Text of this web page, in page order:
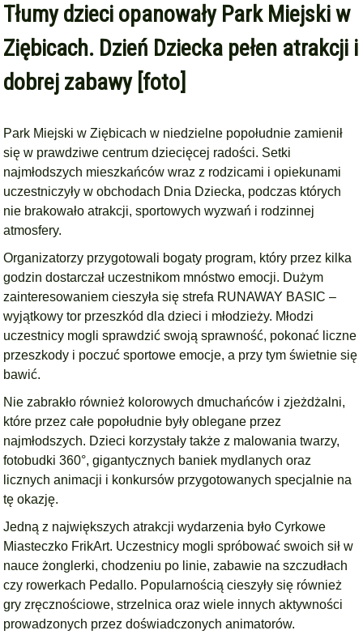
Tłumy dzieci opanowały Park Miejski w
Ziębicach. Dzień Dziecka pełen atrakcji i
dobrej zabawy [foto]
Park Miejski w Ziębicach w niedzielne popołudnie zamienił
się w prawdziwe centrum dziecięcej radości. Setki
najmłodszych mieszkańców wraz z rodzicami i opiekunami
uczestniczyły w obchodach Dnia Dziecka, podczas których
nie brakowało atrakcji, sportowych wyzwań i rodzinnej
atmosfery.
Organizatorzy przygotowali bogaty program, który przez kilka
godzin dostarczał uczestnikom mnóstwo emocji. Dużym
zainteresowaniem cieszyła się strefa RUNAWAY BASIC –
wyjątkowy tor przeszkód dla dzieci i młodzieży. Młodzi
uczestnicy mogli sprawdzić swoją sprawność, pokonać liczne
przeszkody i poczuć sportowe emocje, a przy tym świetnie się
bawić.
Nie zabrakło również kolorowych dmuchańców i zjeżdżalni,
które przez całe popołudnie były oblegane przez
najmłodszych. Dzieci korzystały także z malowania twarzy,
fotobudki 360°, gigantycznych baniek mydlanych oraz
licznych animacji i konkursów przygotowanych specjalnie na
tę okazję.
Jedną z największych atrakcji wydarzenia było Cyrkowe
Miasteczko FrikArt. Uczestnicy mogli spróbować swoich sił w
nauce żonglerki, chodzeniu po linie, zabawie na szczudłach
czy rowerkach Pedallo. Popularnością cieszyły się również
gry zręcznościowe, strzelnica oraz wiele innych aktywności
prowadzonych przez doświadczonych animatorów.